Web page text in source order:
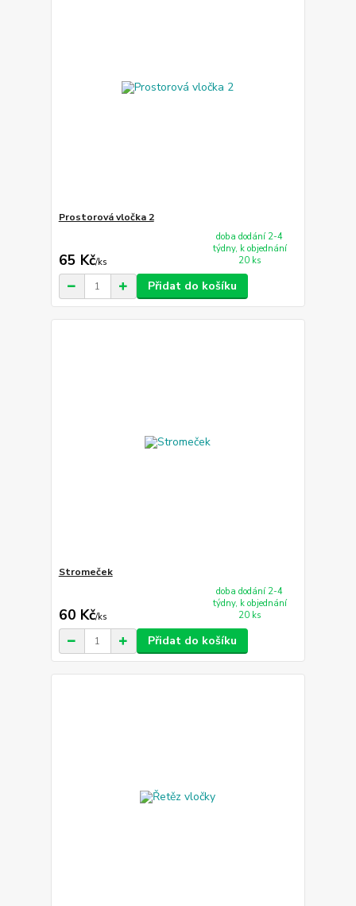
Prostorová vločka 2
65 Kč/ks
doba dodání 2-4
týdny, k objednání
20 ks
Přidat do košíku
Stromeček
60 Kč/ks
doba dodání 2-4
týdny, k objednání
20 ks
Přidat do košíku